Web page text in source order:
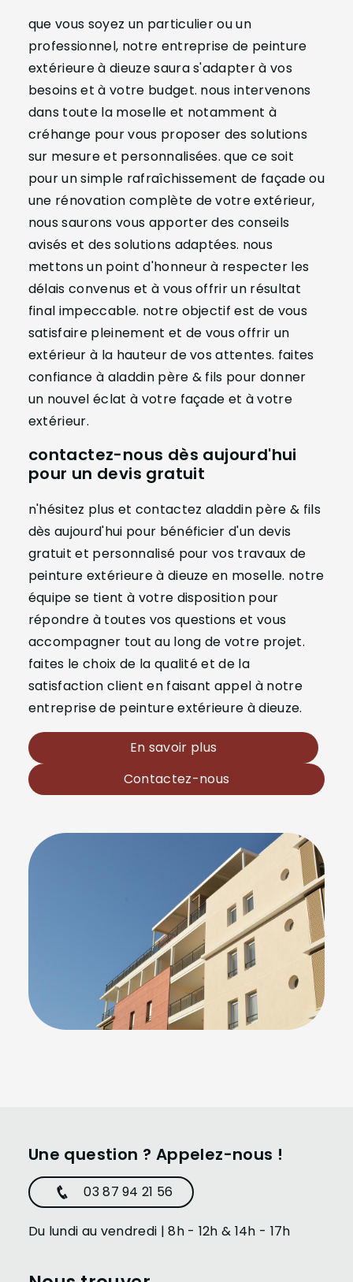
que vous soyez un particulier ou un
professionnel, notre entreprise de peinture
extérieure à dieuze saura s'adapter à vos
besoins et à votre budget. nous intervenons
dans toute la moselle et notamment à
créhange pour vous proposer des solutions
sur mesure et personnalisées. que ce soit
pour un simple rafraîchissement de façade ou
une rénovation complète de votre extérieur,
nous saurons vous apporter des conseils
avisés et des solutions adaptées. nous
mettons un point d'honneur à respecter les
délais convenus et à vous offrir un résultat
final impeccable. notre objectif est de vous
satisfaire pleinement et de vous offrir un
extérieur à la hauteur de vos attentes. faites
confiance à aladdin père & fils pour donner
un nouvel éclat à votre façade et à votre
extérieur.
contactez-nous dès aujourd'hui
pour un devis gratuit
n'hésitez plus et contactez aladdin père & fils
dès aujourd'hui pour bénéficier d'un devis
gratuit et personnalisé pour vos travaux de
peinture extérieure à dieuze en moselle. notre
équipe se tient à votre disposition pour
répondre à toutes vos questions et vous
accompagner tout au long de votre projet.
faites le choix de la qualité et de la
satisfaction client en faisant appel à notre
entreprise de peinture extérieure à dieuze.
En savoir plus
Contactez-nous
Une question ? Appelez-nous !
03 87 94 21 56
Du lundi au vendredi | 8h - 12h & 14h - 17h